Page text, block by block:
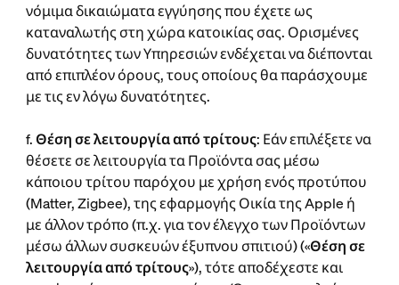
νόμιμα δικαιώματα εγγύησης που έχετε ως
καταναλωτής στη χώρα κατοικίας σας. Ορισμένες
δυνατότητες των Υπηρεσιών ενδέχεται να διέπονται
από επιπλέον όρους, τους οποίους θα παράσχουμε
με τις εν λόγω δυνατότητες.
f. Θέση σε λειτουργία από τρίτους: Εάν επιλέξετε να
θέσετε σε λειτουργία τα Προϊόντα σας μέσω
κάποιου τρίτου παρόχου με χρήση ενός προτύπου
(Matter, Zigbee), της εφαρμογής Οικία της Apple ή
με άλλον τρόπο (π.χ. για τον έλεγχο των Προϊόντων
μέσω άλλων συσκευών έξυπνου σπιτιού) («Θέση σε
λειτουργία από τρίτους»), τότε αποδέχεστε και